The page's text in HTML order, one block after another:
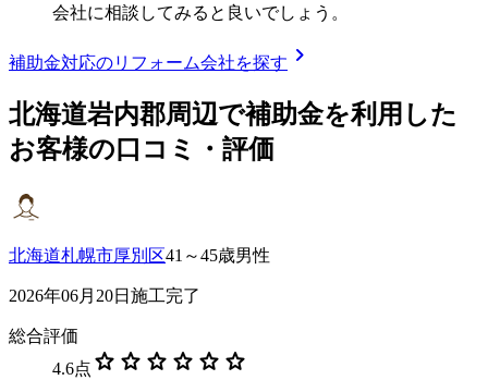
会社に相談してみると良いでしょう。
補助金対応のリフォーム会社を探す chevron_right
北海道岩内郡周辺で補助金を利用した
お客様の口コミ・評価
北海道札幌市厚別区41～45歳男性
2026年06月20日施工完了
総合評価
4.6点 star star star star star star